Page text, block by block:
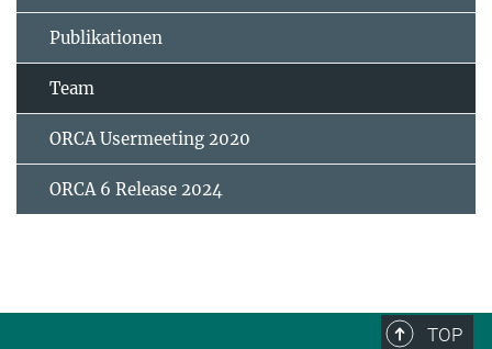
Publikationen
Team
ORCA Usermeeting 2020
ORCA 6 Release 2024
TOP